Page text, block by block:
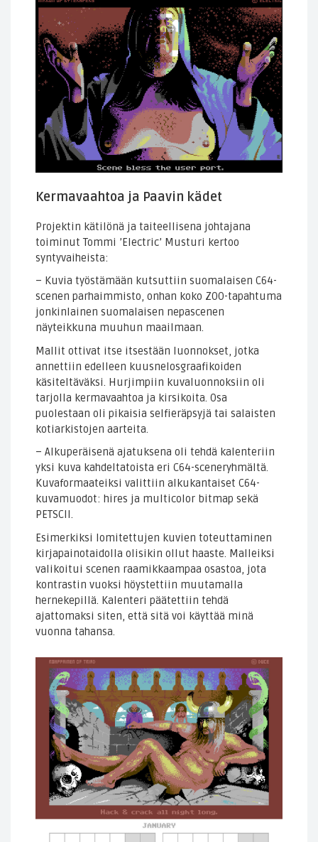
Kermavaahtoa ja Paavin kädet
Projektin kätilönä ja taiteellisena johtajana
toiminut Tommi ’Electric’ Musturi kertoo
syntyvaiheista:
– Kuvia työstämään kutsuttiin suomalaisen C64-
scenen parhaimmisto, onhan koko ZOO-tapahtuma
jonkinlainen suomalaisen nepascenen
näyteikkuna muuhun maailmaan.
Mallit ottivat itse itsestään luonnokset, jotka
annettiin edelleen kuusnelosgraafikoiden
käsiteltäväksi. Hurjimpiin kuvaluonnoksiin oli
tarjolla kermavaahtoa ja kirsikoita. Osa
puolestaan oli pikaisia selfieräpsyjä tai salaisten
kotiarkistojen aarteita.
– Alkuperäisenä ajatuksena oli tehdä kalenteriin
yksi kuva kahdeltatoista eri C64-sceneryhmältä.
Kuvaformaateiksi valittiin alkukantaiset C64-
kuvamuodot: hires ja multicolor bitmap sekä
PETSCII.
Esimerkiksi lomitettujen kuvien toteuttaminen
kirjapainotaidolla olisikin ollut haaste. Malleiksi
valikoitui scenen raamikkaampaa osastoa, jota
kontrastin vuoksi höystettiin muutamalla
hernekepillä. Kalenteri päätettiin tehdä
ajattomaksi siten, että sitä voi käyttää minä
vuonna tahansa.